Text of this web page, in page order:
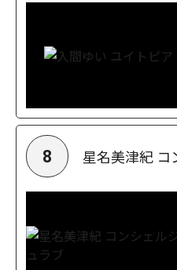
8 星名美津紀 コ